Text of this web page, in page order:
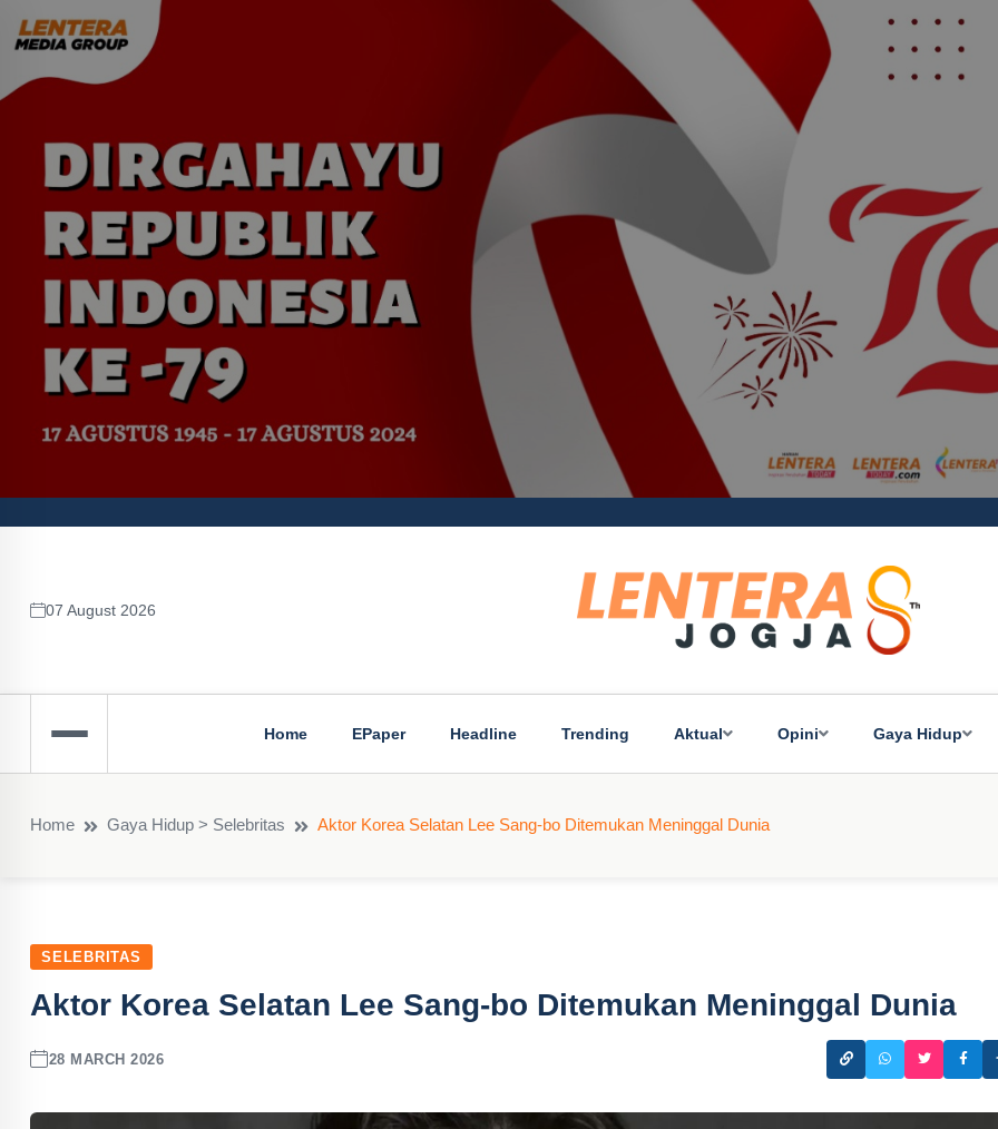
07 August 2026
Home EPaper Headline Trending Aktual Opini Gaya Hidup
Home Gaya Hidup > Selebritas Aktor Korea Selatan Lee Sang-bo Ditemukan Meninggal Dunia
SELEBRITAS
Aktor Korea Selatan Lee Sang-bo Ditemukan Meninggal Dunia
28 MARCH 2026